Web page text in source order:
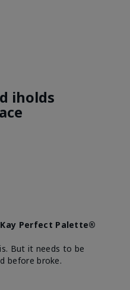
iholds
Perfect Palette®
But it needs to be
before broke.